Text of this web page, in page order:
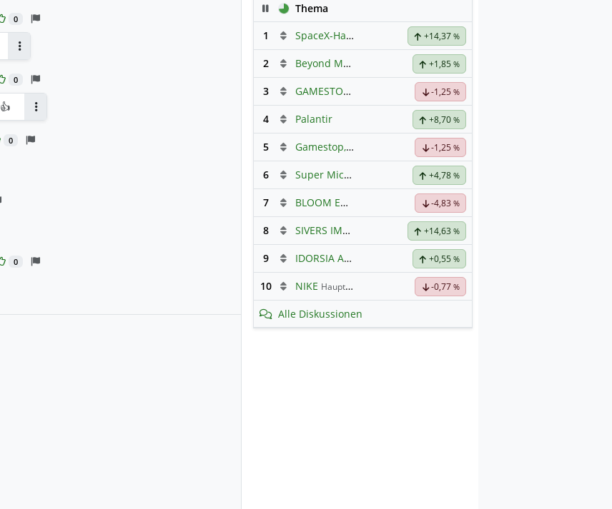
0
0
0
0
PauseThema
1
SpaceX-Haupt-Hauptforum +14,37%
2 Beyond Meat Hauptdiskussion +1,85 %
3 GAMESTOP -1,25%
4 Palantir +8,70%
5 Gamestop, das Ende naht -1,25%
6 Super Micro Computer Hauptdiskussion
+4,78%
7 BLOOM ENERGY A Hauptdiskussion
-4,83 %
8 SIVERS IMA HLDG Hauptdiskussion
+14,63 %
9 IDORSIA AG SF-,05 Hauptdiskussion
+0,55 %
10 NIKE Hauptdiskussion -0,77%
Alle Diskussionen